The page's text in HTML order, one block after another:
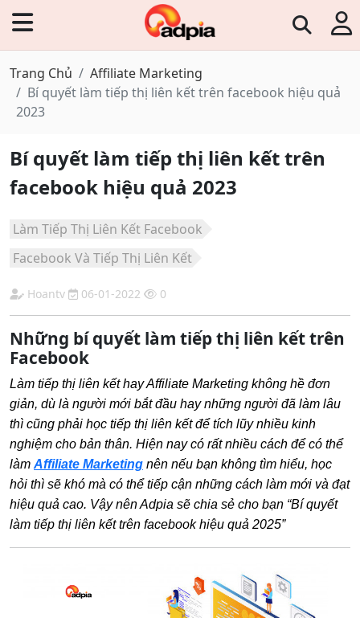
Trang Chủ
Affiliate Marketing
Bí quyết làm tiếp thị liên kết trên facebook hiệu quả
2023
Bí quyết làm tiếp thị liên kết trên
facebook hiệu quả 2023
Làm Tiếp Thị Liên Kết Facebook
Facebook Và Tiếp Thị Liên Kết
Hoantv 06-01-2022 0
Những bí quyết làm tiếp thị liên kết trên
Facebook
Làm tiếp thị liên kết hay Affiliate Marketing không hề đơn
giản, dù là người mới bắt đầu hay những người đã làm lâu
thì cũng phải học tiếp thị liên kết để tích lũy nhiều kinh
nghiệm cho bản thân. Hiện nay có rất nhiều cách để có thể
làm Affiliate Marketing nên nếu bạn không tìm hiểu, học
hỏi thì sẽ khó mà có thể tiếp cận những cách làm mới và đạt
hiệu quả cao. Vậy nên Adpia sẽ chia sẻ cho bạn “Bí quyết
làm tiếp thị liên kết trên facebook hiệu quả 2025”